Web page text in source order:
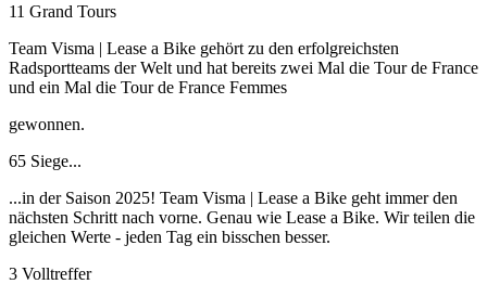
11 Grand Tours
Team Visma | Lease a Bike gehört zu den erfolgreichsten
Radsportteams der Welt und hat bereits zwei Mal die Tour de France
und ein Mal die Tour de France Femmes
gewonnen.
65 Siege...
...in der Saison 2025! Team Visma | Lease a Bike geht immer den
nächsten Schritt nach vorne. Genau wie Lease a Bike. Wir teilen die
gleichen Werte - jeden Tag ein bisschen besser.
3 Volltreffer